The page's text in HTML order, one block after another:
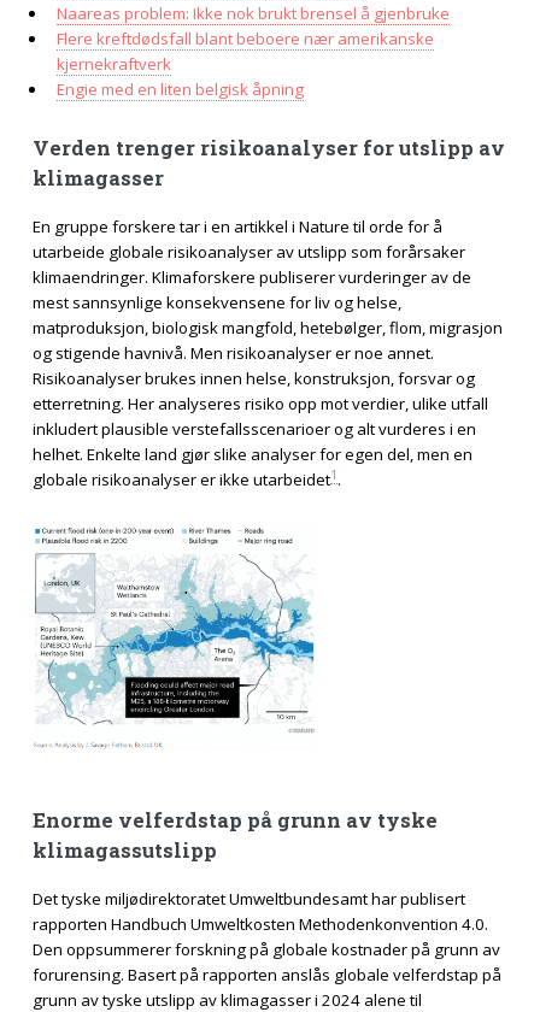
Naareas problem: Ikke nok brukt brensel å gjenbruke
Flere kreftdødsfall blant beboere nær amerikanske
kjernekraftverk
Engie med en liten belgisk åpning
Verden trenger risikoanalyser for utslipp av
klimagasser
En gruppe forskere tar i en artikkel i Nature til orde for å
utarbeide globale risikoanalyser av utslipp som forårsaker
klimaendringer. Klimaforskere publiserer vurderinger av de
mest sannsynlige konsekvensene for liv og helse,
matproduksjon, biologisk mangfold, hetebølger, flom, migrasjon
og stigende havnivå. Men risikoanalyser er noe annet.
Risikoanalyser brukes innen helse, konstruksjon, forsvar og
etterretning. Her analyseres risiko opp mot verdier, ulike utfall
inkludert plausible verstefallsscenarioer og alt vurderes i en
helhet. Enkelte land gjør slike analyser for egen del, men en
globale risikoanalyser er ikke utarbeidet1.
Enorme velferdstap på grunn av tyske
klimagassutslipp
Det tyske miljødirektoratet Umweltbundesamt har publisert
rapporten Handbuch Umweltkosten Methodenkonvention 4.0.
Den oppsummerer forskning på globale kostnader på grunn av
forurensing. Basert på rapporten anslås globale velferdstap på
grunn av tyske utslipp av klimagasser i 2024 alene til